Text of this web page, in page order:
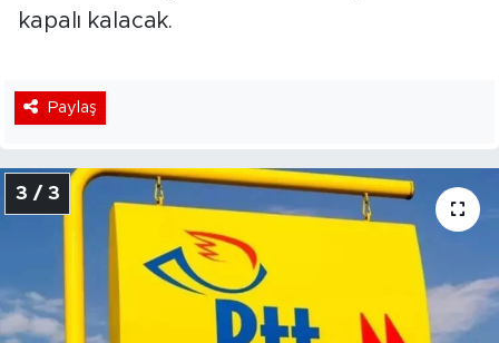
kapalı kalacak.
Paylaş
3 / 3